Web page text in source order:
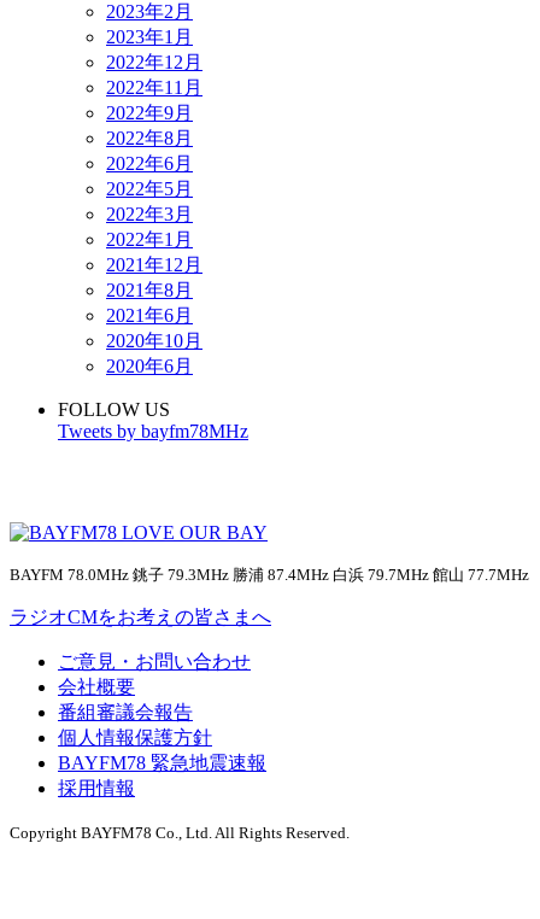
2023年2月
2023年1月
2022年12月
2022年11月
2022年9月
2022年8月
2022年6月
2022年5月
2022年3月
2022年1月
2021年12月
2021年8月
2021年6月
2020年10月
2020年6月
FOLLOW US
Tweets by bayfm78MHz
BAYFM 78.0MHz 銚子 79.3MHz 勝浦 87.4MHz 白浜 79.7MHz 館山 77.7MHz
ラジオCMをお考えの皆さまへ
ご意見・お問い合わせ
会社概要
番組審議会報告
個人情報保護方針
BAYFM78 緊急地震速報
採用情報
Copyright BAYFM78 Co., Ltd. All Rights Reserved.